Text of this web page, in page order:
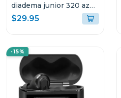
diadema junior 320 azul
bluam
$29.95
-15%